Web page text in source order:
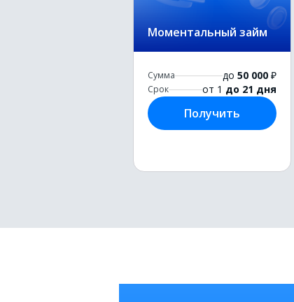
Моментальный займ
Сумма до 50 000 ₽
Срок от 1 до 21 дня
Получить